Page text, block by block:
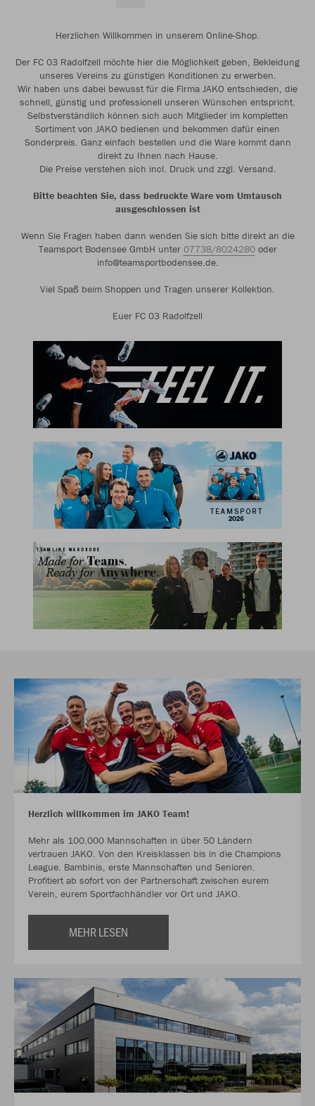
Herzlichen Willkommen in unserem Online-Shop.
Der FC 03 Radolfzell möchte hier die Möglichkeit geben, Bekleidung
unseres Vereins zu günstigen Konditionen zu erwerben.
Wir haben uns dabei bewusst für die Firma JAKO entschieden, die
schnell, günstig und professionell unseren Wünschen entspricht.
Selbstverständlich können sich auch Mitglieder im kompletten
Sortiment von JAKO bedienen und bekommen dafür einen
Sonderpreis. Ganz einfach bestellen und die Ware kommt dann
direkt zu Ihnen nach Hause.
Die Preise verstehen sich incl. Druck und zzgl. Versand.
Bitte beachten Sie, dass bedruckte Ware vom Umtausch
ausgeschlossen ist
Wenn Sie Fragen haben dann wenden Sie sich bitte direkt an die
Teamsport Bodensee GmbH unter 07738/8024280oder
info@teamsportbodensee.de.
Viel Spaß beim Shoppen und Tragen unserer Kollektion.
Euer FC 03 Radolfzell
Herzlich willkommen im JAKO Team!
Mehr als 100.000 Mannschaften in über 50 Ländern
vertrauen JAKO. Von den Kreisklassen bis in die Champions
League. Bambinis, erste Mannschaften und Senioren.
Profitiert ab sofort von der Partnerschaft zwischen eurem
Verein, eurem Sportfachhändler vor Ort und JAKO.
MEHR LESEN